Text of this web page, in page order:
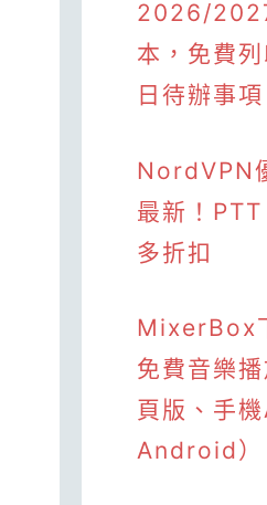
2026/
本，免費
日待辦事
NordVPN
最新！
多折扣
MixerBox
免費音樂
頁版、手
Android）